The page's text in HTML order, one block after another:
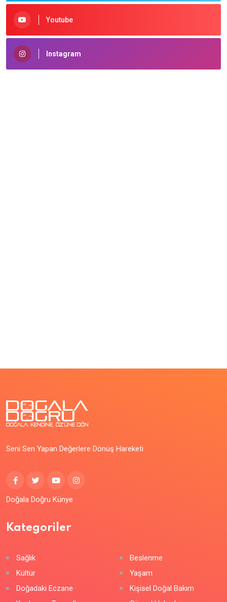
Youtube
Instagram
Seni Sen Yapan Değerlere Dönüş Hareketi
Doğala Doğru Künye
Kategoriler
Sağlık
Beslenme
Kültür
Yaşam
Doğadaki Eczane
Kişisel Doğal Bakım